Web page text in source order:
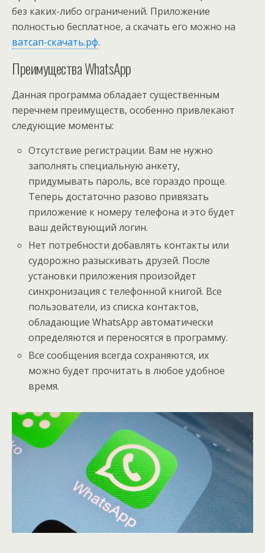
без каких-либо ограничений. Приложение
полностью бесплатное, а скачать его можно на
ватсап-скачать.рф.
Преимущества WhatsApp
Данная программа обладает существенным
перечнем преимуществ, особенно привлекают
следующие моменты:
Отсутствие регистрации. Вам не нужно
заполнять специальную анкету,
придумывать пароль, все гораздо проще.
Теперь достаточно разово привязать
приложение к номеру телефона и это будет
ваш действующий логин.
Нет потребности добавлять контакты или
судорожно разыскивать друзей. После
установки приложения произойдет
синхронизация с телефонной книгой. Все
пользователи, из списка контактов,
обладающие WhatsApp автоматически
определяются и переносятся в программу.
Все сообщения всегда сохраняются, их
можно будет прочитать в любое удобное
время.